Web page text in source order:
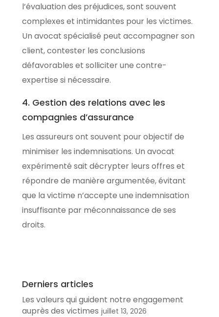
l’évaluation des préjudices, sont souvent
complexes et intimidantes pour les victimes.
Un avocat spécialisé peut accompagner son
client, contester les conclusions
défavorables et solliciter une contre-
expertise si nécessaire.
4. Gestion des relations avec les
compagnies d’assurance
Les assureurs ont souvent pour objectif de
minimiser les indemnisations. Un avocat
expérimenté sait décrypter leurs offres et
répondre de manière argumentée, évitant
que la victime n’accepte une indemnisation
insuffisante par méconnaissance de ses
droits.
Derniers articles
Les valeurs qui guident notre engagement
auprès des victimes juillet 13, 2026